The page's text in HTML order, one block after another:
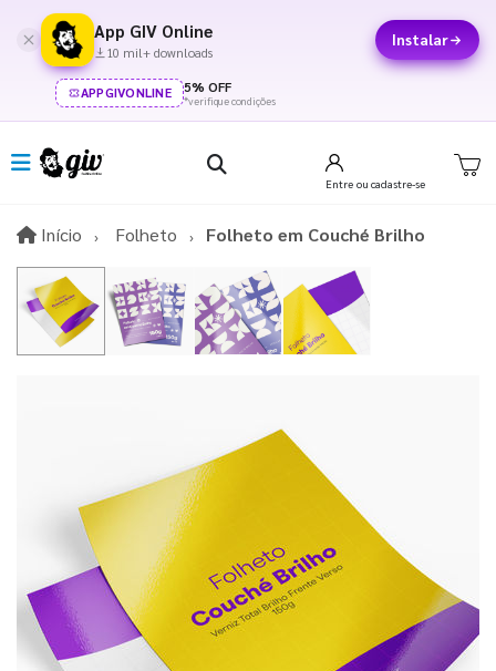
App GIV Online
10 mil+ downloads
Instalar
APPGIVONLINE 5% OFF
*verifique condições
Entre ou cadastre-se
Início InícioFolheto Folheto em Couché Brilho